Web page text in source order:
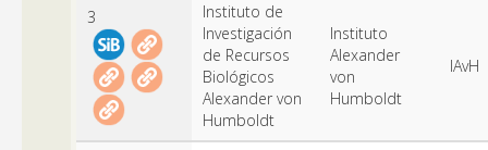
3
Instituto de
Investigación
de Recursos
Biológicos
Alexander von
Humboldt
Instituto
Alexander
von
Humboldt
IAvH